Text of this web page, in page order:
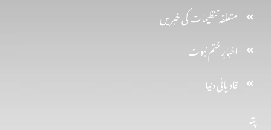
پتہ
متعلقہ تنظیمات کی خبریں
اخبارِ ختم نبوت
قادیانی دنیا